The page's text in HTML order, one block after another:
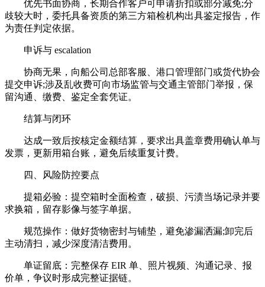
优先书面协商，长期合作客户可申请折扣或部分减免;分
歧较大时，委托具备资质的第三方箱检机构出具鉴定报告，作
为责任判定依据。
申诉与 escalation
协商无果，向船公司总部客服、港口管理部门或货代协会
提交申诉;涉及乱收费可向市场监管与交通主管部门举报，保
留沟通、缴费、鉴定全套凭证。
结算与闭环
达成一致后按核定金额结算，要求出具盖章费用确认单与
发票，更新用箱台账，避免后续重复计费。
四、风险防控要点
提箱必验：提空箱时全面检查，破损、污渍当场记录并要
求换箱，留存影像与签字单据。
规范操作：做好货物密封与铺垫，避免渗漏洒漏;卸完后
主动清扫，减少深度清洁费用。
单证留底：完整保存 EIR 单、照片视频、沟通记录、报
价单，争议时形成完整证据链。